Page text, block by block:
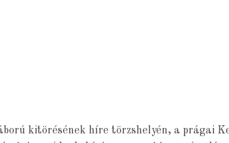
kitörésének híre törzshelyén, a prágai